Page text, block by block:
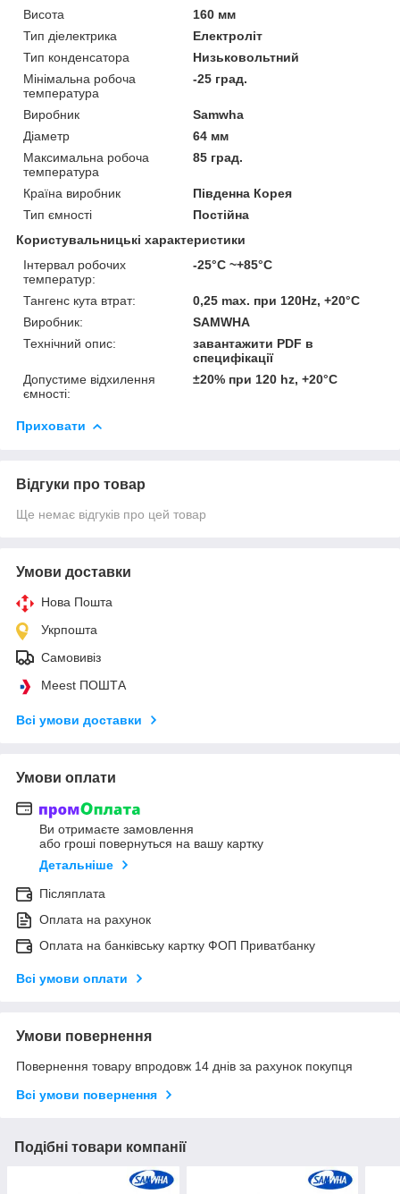
Висота
160 мм
Тип діелектрика
Електроліт
Тип конденсатора
Низьковольтний
Мінімальна робоча
температура
-25 град.
Виробник
Samwha
Діаметр
64 мм
Максимальна робоча
температура
85 град.
Країна виробник
Південна Корея
Тип ємності
Постійна
Користувальницькі характеристики
Інтервал робочих
температур:
-25°C ~+85°C
Тангенс кута втрат:
0,25 max. при 120Hz, +20°C
Виробник:
SAMWHA
Технічний опис:
завантажити PDF в
специфікації
Допустиме відхилення
ємності:
±20% при 120 hz, +20°C
Приховати
Відгуки про товар
Ще немає відгуків про цей товар
Умови доставки
Нова Пошта
Укрпошта
Самовивіз
Meest ПОШТА
Всі умови доставки
Умови оплати
Ви отримаєте замовлення
або гроші повернуться на вашу картку
Детальніше
Післяплата
Оплата на рахунок
Оплата на банківську картку ФОП Приватбанку
Всі умови оплати
Умови повернення
Повернення товару впродовж 14 днів за рахунок покупця
Всі умови повернення
Подібні товари компанії